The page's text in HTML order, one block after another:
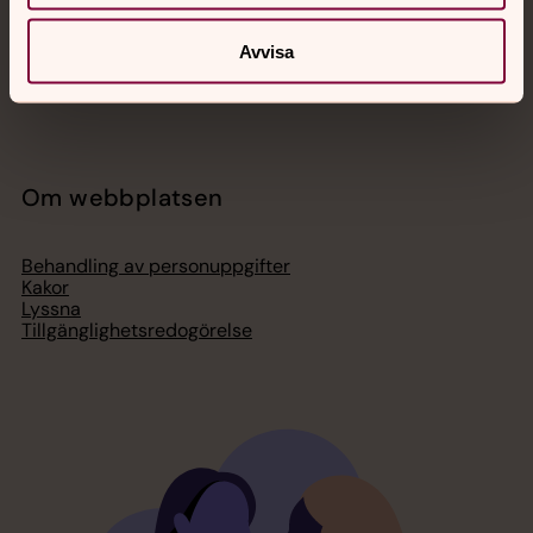
Avvisa
Organisation
Svenska kyrkan i utlandet
Press – nationell nivå
Om webbplatsen
Behandling av personuppgifter
Kakor
Lyssna
Tillgänglighetsredogörelse